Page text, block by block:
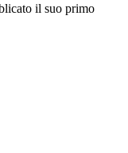
il suo primo